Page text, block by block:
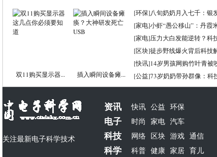
双11购买显示器... 插入瞬间设备瘫...
[环保]八旬奶奶月入七千：银
[家电]小虾“愚公移山”：丹霞
[家电]压力大白发能逆转？科
[区块]徒步野线爆火背后科技
[快讯]14岁男孩网购竹叶青被
[公益]73岁奶奶带孙群像：科
关注最新电子科学技术
资讯 快讯 公益 环保
电子 时尚 家电 汽车
科技 网络 区块 游戏 通信
科学 科普 健康 家居 育儿